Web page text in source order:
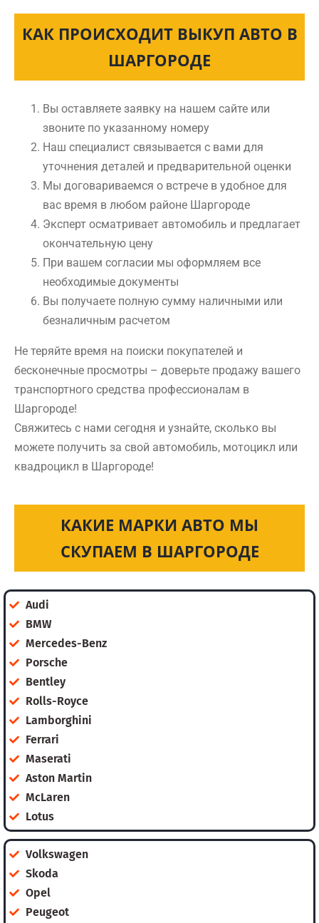
КАК ПРОИСХОДИТ ВЫКУП АВТО В
ШАРГОРОДЕ
Вы оставляете заявку на нашем сайте или
звоните по указанному номеру
Наш специалист связывается с вами для
уточнения деталей и предварительной оценки
Мы договариваемся о встрече в удобное для
вас время в любом районе Шаргороде
Эксперт осматривает автомобиль и предлагает
окончательную цену
При вашем согласии мы оформляем все
необходимые документы
Вы получаете полную сумму наличными или
безналичным расчетом
Не теряйте время на поиски покупателей и
бесконечные просмотры – доверьте продажу вашего
транспортного средства профессионалам в
Шаргороде!
Свяжитесь с нами сегодня и узнайте, сколько вы
можете получить за свой автомобиль, мотоцикл или
квадроцикл в Шаргороде!
КАКИЕ МАРКИ АВТО МЫ
СКУПАЕМ В ШАРГОРОДЕ
Audi
BMW
Mercedes-Benz
Porsche
Bentley
Rolls-Royce
Lamborghini
Ferrari
Maserati
Aston Martin
McLaren
Lotus
Volkswagen
Skoda
Opel
Peugeot